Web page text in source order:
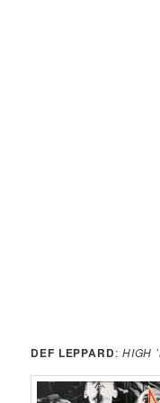
DEF LEPPARD: HIGH